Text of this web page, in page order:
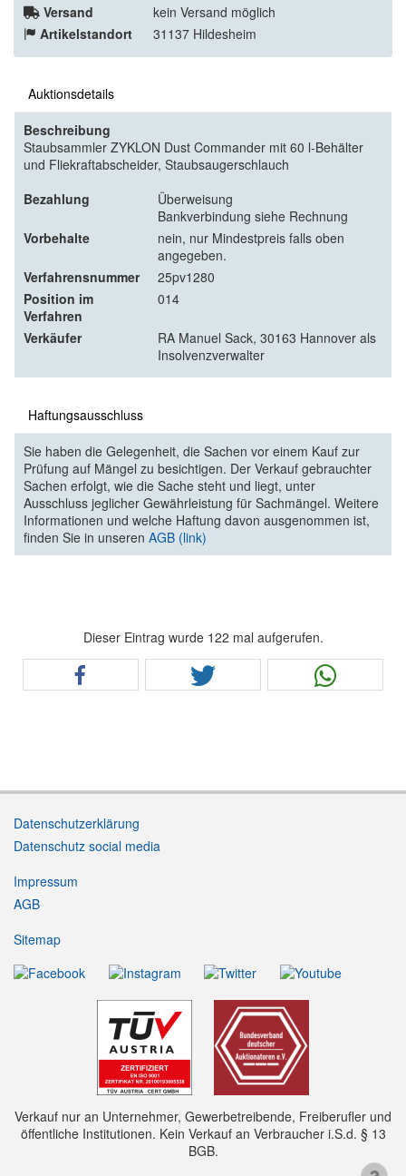
Versand
kein Versand möglich
Artikelstandort
31137 Hildesheim
Auktionsdetails
Beschreibung
Staubsammler ZYKLON Dust Commander mit 60 l-Behälter
und Fliekraftabscheider, Staubsaugerschlauch
Bezahlung
Überweisung
Bankverbindung siehe Rechnung
Vorbehalte
nein, nur Mindestpreis falls oben
angegeben.
Verfahrensnummer
25pv1280
Position im
Verfahren
014
Verkäufer
RA Manuel Sack, 30163 Hannover als
Insolvenzverwalter
Haftungsausschluss
Sie haben die Gelegenheit, die Sachen vor einem Kauf zur
Prüfung auf Mängel zu besichtigen. Der Verkauf gebrauchter
Sachen erfolgt, wie die Sache steht und liegt, unter
Ausschluss jeglicher Gewährleistung für Sachmängel. Weitere
Informationen und welche Haftung davon ausgenommen ist,
finden Sie in unseren AGB (link)
Dieser Eintrag wurde 122 mal aufgerufen.
Datenschutzerklärung
Datenschutz social media
Impressum
AGB
Sitemap
Verkauf nur an Unternehmer, Gewerbetreibende, Freiberufler und
öffentliche Institutionen. Kein Verkauf an Verbraucher i.S.d. § 13
BGB.